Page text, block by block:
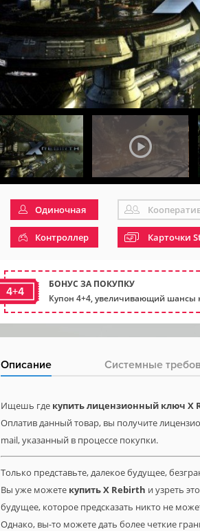
Одиночная
Контроллер Карточки
4+4
БОНУС ЗА ПОКУПКУ
Купон 4+4, увеличивающий шансы
Описание Системные
Ищешь где купить лицензионный ключ X
Оплатив данный товар, вы получите
mail, указанный в процессе покупки.
Только представьте, далекое будущее,
Вы уже можете купитьX Rebirth и узреть
будущее, которое предсказать никто не
Однако, вы-то можете дать более четкие